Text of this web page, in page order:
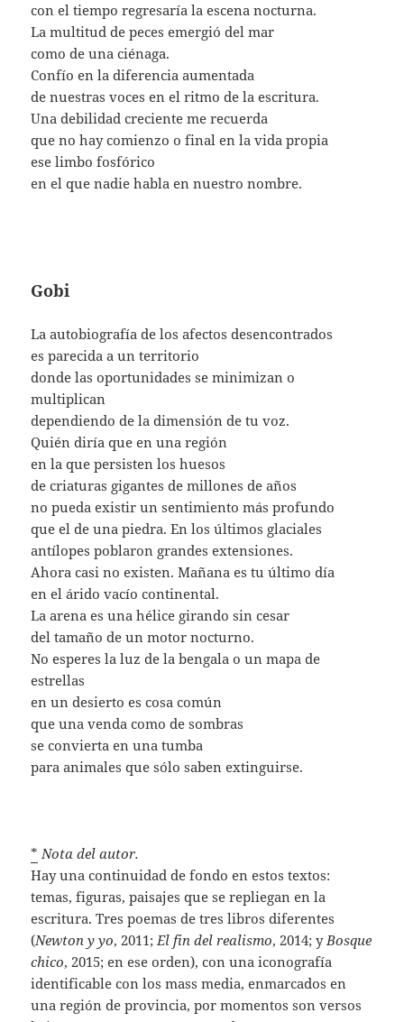
con el tiempo regresaría la escena nocturna.
La multitud de peces emergió del mar
como de una ciénaga.
Confío en la diferencia aumentada
de nuestras voces en el ritmo de la escritura.
Una debilidad creciente me recuerda
que no hay comienzo o final en la vida propia
ese limbo fosfórico
en el que nadie habla en nuestro nombre.
Gobi
La autobiografía de los afectos desencontrados
es parecida a un territorio
donde las oportunidades se minimizan o
multiplican
dependiendo de la dimensión de tu voz.
Quién diría que en una región
en la que persisten los huesos
de criaturas gigantes de millones de años
no pueda existir un sentimiento más profundo
que el de una piedra. En los últimos glaciales
antílopes poblaron grandes extensiones.
Ahora casi no existen. Mañana es tu último día
en el árido vacío continental.
La arena es una hélice girando sin cesar
del tamaño de un motor nocturno.
No esperes la luz de la bengala o un mapa de
estrellas
en un desierto es cosa común
que una venda como de sombras
se convierta en una tumba
para animales que sólo saben extinguirse.
* Nota del autor.
Hay una continuidad de fondo en estos textos:
temas, figuras, paisajes que se repliegan en la
escritura. Tres poemas de tres libros diferentes
(Newton y yo, 2011;El fin del realismo, 2014; yBosque
chico, 2015; en ese orden), con una iconografía
identificable con los mass media, enmarcados en
una región de provincia, por momentos son versos